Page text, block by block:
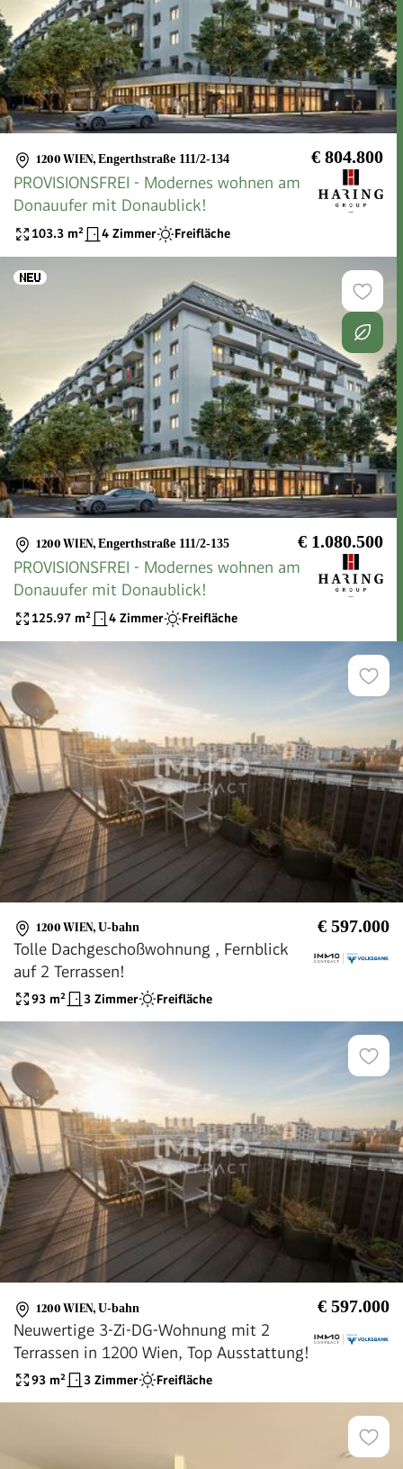
1200 WIEN, Engerthstraße 111/2-134 € 804.800
PROVISIONSFREI - Modernes wohnen am
Donauufer mit Donaublick!
103.3 m² 4 Zimmer Freifläche
1200 WIEN, Engerthstraße 111/2-135 € 1.080.500
PROVISIONSFREI - Modernes wohnen am
Donauufer mit Donaublick!
125.97 m² 4 Zimmer Freifläche
1200 WIEN, U-bahn € 597.000
Tolle Dachgeschoßwohnung , Fernblick
auf 2 Terrassen!
93 m² 3 Zimmer Freifläche
1200 WIEN, U-bahn € 597.000
Neuwertige 3-Zi-DG-Wohnung mit 2
Terrassen in 1200 Wien, Top Ausstattung!
93 m² 3 Zimmer Freifläche